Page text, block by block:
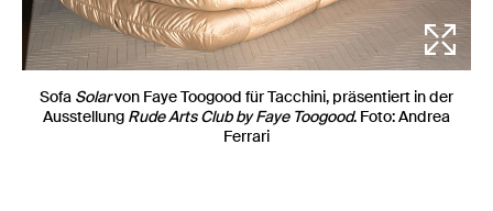
Sofa Solarvon Faye Toogood für Tacchini, präsentiert in der
Ausstellung Rude Arts Club by Faye Toogood. Foto: Andrea
Ferrari